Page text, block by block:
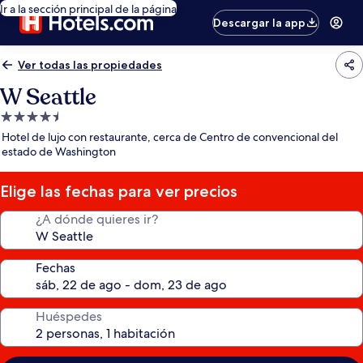
Ir a la sección principal de la página
Descargar la app
Ver todas las propiedades
W Seattle
Propiedad
de
4.5
estrellas
Hotel de lujo con restaurante, cerca de Centro de convencional del
estado de Washington
Elige las fechas para ver precios
¿A dónde quieres ir?
Fechas
Huéspedes